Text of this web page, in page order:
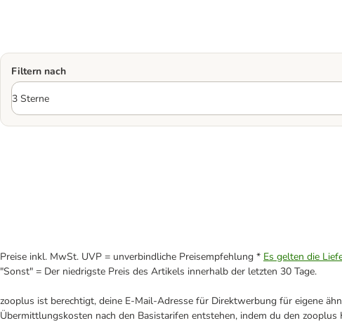
Filtern nach
Preise inkl. MwSt. UVP = unverbindliche Preisempfehlung * Es gelten die
"Sonst" = Der niedrigste Preis des Artikels innerhalb der letzten 30 Tage.
zooplus ist berechtigt, deine E-Mail-Adresse für Direktwerbung für eigene
Übermittlungskosten nach den Basistarifen entstehen, indem du den